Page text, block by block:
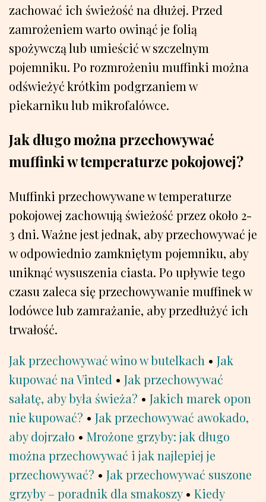
zachować ich świeżość na dłużej. Przed
zamrożeniem warto owinąć je folią
spożywczą lub umieścić w szczelnym
pojemniku. Po rozmrożeniu muffinki można
odświeżyć krótkim podgrzaniem w
piekarniku lub mikrofalówce.
Jak długo można przechowywać
muffinki w temperaturze pokojowej?
Muffinki przechowywane w temperaturze
pokojowej zachowują świeżość przez około 2-
3 dni. Ważne jest jednak, aby przechowywać je
w odpowiednio zamkniętym pojemniku, aby
uniknąć wysuszenia ciasta. Po upływie tego
czasu zaleca się przechowywanie muffinek w
lodówce lub zamrażanie, aby przedłużyć ich
trwałość.
Jak przechowywać wino w butelkach • Jak
kupować na Vinted • Jak przechowywać
sałatę, aby była świeża? • Jakich marek opon
nie kupować? • Jak przechowywać awokado,
aby dojrzało • Mrożone grzyby: jak długo
można przechowywać i jak najlepiej je
przechowywać? • Jak przechowywać suszone
grzyby – poradnik dla smakoszy• Kiedy